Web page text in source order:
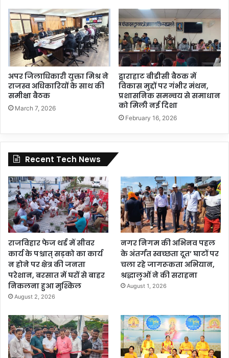
अपर जिलाधिकारी युक्ता मिश्र ने
राजस्व अधिकारियों के साथ की
समीक्षा बैठक
March 7, 2026
द्वाराहाट बीडीसी बैठक में
विकास मुद्दों पर गंभीर मंथन,
प्रशासनिक समन्वय से समाधान
को मिली नई दिशा
February 16, 2026
Recent Tech News
राजविहार फेज थर्ड में सीवर
कार्य के पश्चात् सड़को का कार्य
न होने पर क्षेत्र की जनता
परेशान, बरसात में घरों से बाहर
निकलना हुआ मुश्किल
August 2, 2026
नगर निगम की अभिनव पहल
के अंतर्गत स्वच्छता दूत’ घाटों पर
चला रहे जागरूकता अभियान,
श्रद्धालुओं ने की सराहना
August 1, 2026